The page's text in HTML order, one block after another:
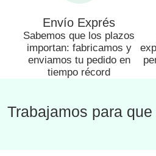
Envío Exprés
Sabemos que los plazos
importan: fabricamos y
enviamos tu pedido en
tiempo récord
Trabajamos para